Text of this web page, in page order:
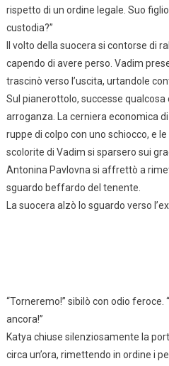
rispetto di un ordine legale. Suo
custodia?”
Il volto della suocera si contorse di
capendo di avere perso. Vadim
trascinò verso l’uscita, urtandole
Sul pianerottolo, successe
arroganza. La cerniera economica
ruppe di colpo con uno schiocco, e
scolorite di Vadim si sparsero sui
Antonina Pavlovna si affrettò a
sguardo beffardo del tenente.
La suocera alzò lo sguardo verso
“Torneremo!” sibilò con odio feroce.
ancora!”
Katya chiuse silenziosamente la
circa un’ora, rimettendo in ordine i